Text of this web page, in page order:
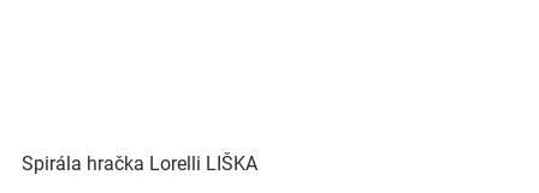
Spirála hračka Lorelli LIŠKA